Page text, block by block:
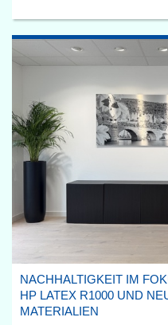
NACHHALTIGKEIT IM
HP LATEX R1000 UND
MATERIALIEN